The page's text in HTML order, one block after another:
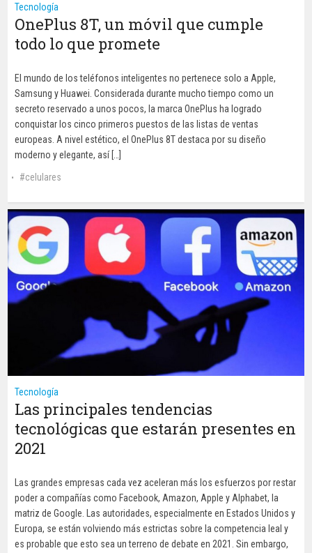
Tecnología
OnePlus 8T, un móvil que cumple
todo lo que promete
El mundo de los teléfonos inteligentes no pertenece solo a Apple,
Samsung y Huawei. Considerada durante mucho tiempo como un
secreto reservado a unos pocos, la marca OnePlus ha logrado
conquistar los cinco primeros puestos de las listas de ventas
europeas. A nivel estético, el OnePlus 8T destaca por su diseño
moderno y elegante, así […]
celulares
Tecnología
Las principales tendencias
tecnológicas que estarán presentes en
2021
Las grandes empresas cada vez aceleran más los esfuerzos por restar
poder a compañías como Facebook, Amazon, Apple y Alphabet, la
matriz de Google. Las autoridades, especialmente en Estados Unidos y
Europa, se están volviendo más estrictas sobre la competencia leal y
es probable que esto sea un terreno de debate en 2021. Sin embargo,